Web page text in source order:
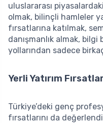
uluslararası
olmak, bilinçli hamleler
fırsatlarına katılmak,
danışmanlık almak, bilgi
yollarından sadece
Yerli Yatırım
Türkiye’deki genç
fırsatlarını da